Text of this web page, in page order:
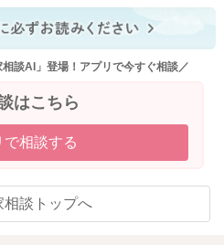
談AI」登場！アプリで今すぐ相談／
はこちら
で相談する
談トップへ